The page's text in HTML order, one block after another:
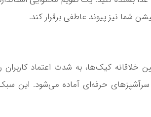
شما نیز پیوند عاطفی برقرار کند.
کیک‌ها، به شدت اعتماد کاربران
حرفه‌ای آماده می‌شود. این